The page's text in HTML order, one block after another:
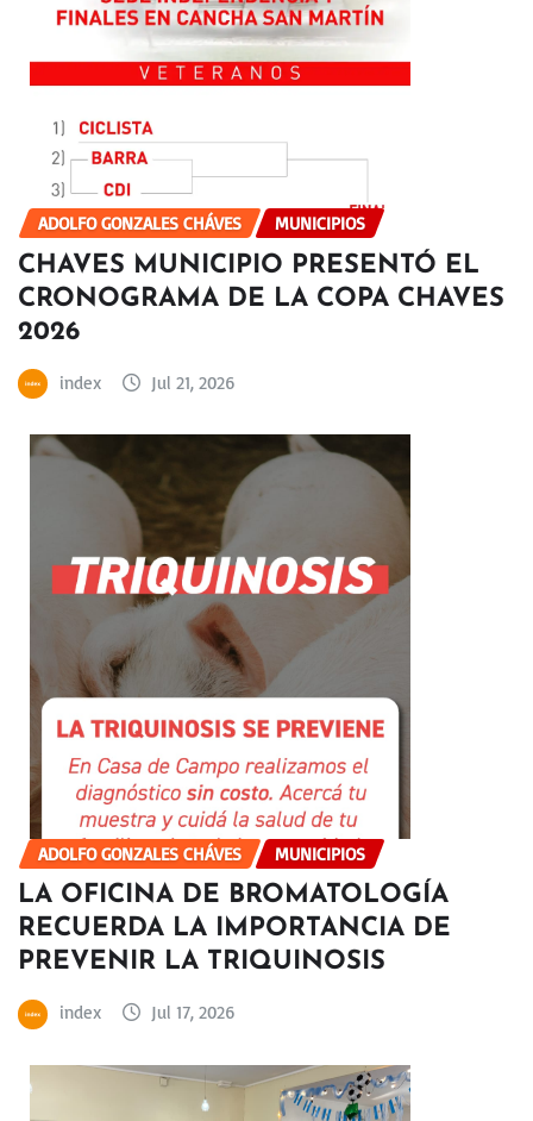
ADOLFO GONZALES CHÁVES MUNICIPIOS
CHAVES MUNICIPIO PRESENTÓ EL
CRONOGRAMA DE LA COPA CHAVES
2026
index Jul 21, 2026
ADOLFO GONZALES CHÁVES MUNICIPIOS
LA OFICINA DE BROMATOLOGÍA
RECUERDA LA IMPORTANCIA DE
PREVENIR LA TRIQUINOSIS
index Jul 17, 2026